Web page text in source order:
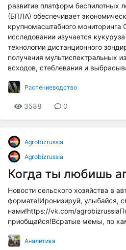
развитие платформ беспилотных
(БПЛА) обеспечивает
крупномасштабного
исследовании изучается
технологии дистанционного
получения мультиспектральных
всходов, стеблевания и
Растениеводство
3588 0
Agrobizrussia
Agrobizrussia
Когда ты любишь
Новости сельского хозяйства в
формате!Иронизируй, улыбайся,
нами!https://vk.com/
приобщайся!Всратые мемы, по
Аналитика